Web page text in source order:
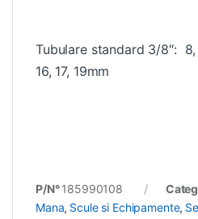
Tubulare standard 3/8″: 8,
16, 17, 19mm
P/N°185990108
Mana, Scule si Echipamente,